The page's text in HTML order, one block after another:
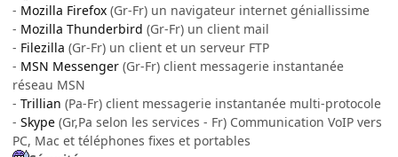
- Mozilla Firefox (Gr-Fr) un navigateur internet géniallissime
- Mozilla Thunderbird (Gr-Fr) un client mail
- Filezilla (Gr-Fr) un client et un serveur FTP
- MSN Messenger (Gr-Fr) client messagerie instantanée
réseau MSN
- Trillian (Pa-Fr) client messagerie instantanée multi-protocole
- Skype (Gr,Pa selon les services - Fr) Communication VoIP vers
PC, Mac et téléphones fixes et portables